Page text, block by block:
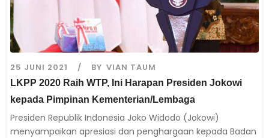
25 JUNI 2021 BY VIAN TAUM
LKPP 2020 Raih WTP, Ini Harapan Presiden Jokowi
kepada Pimpinan Kementerian/Lembaga
Presiden Republik Indonesia Joko Widodo (Jokowi)
menyampaikan apresiasi dan penghargaan kepada Badan